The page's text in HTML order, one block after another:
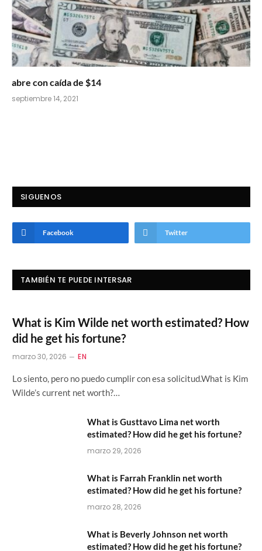
abre con caída de $14
septiembre 14, 2021
SIGUENOS
Facebook Twitter
TAMBIÉN TE PUEDE INTERSAR
What is Kim Wilde net worth estimated? How
did he get his fortune?
marzo 30, 2026 EN
Lo siento, pero no puedo cumplir con esa solicitud.What is Kim
Wilde’s current net worth?…
What is Gusttavo Lima net worth
estimated? How did he get his fortune?
marzo 29, 2026
What is Farrah Franklin net worth
estimated? How did he get his fortune?
marzo 28, 2026
What is Beverly Johnson net worth
estimated? How did he get his fortune?